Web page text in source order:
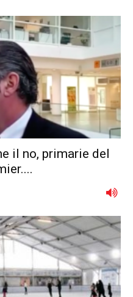
il no, primarie del